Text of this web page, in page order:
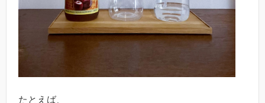
たとえば、